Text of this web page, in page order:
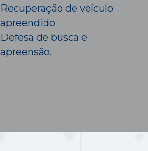
Recuperação de veículo
apreendido
Defesa de busca e
apreensão.